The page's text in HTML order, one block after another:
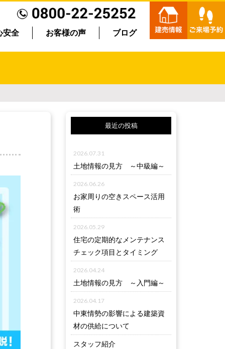
安全 お客様の声 ブログ
最近の投稿
2026.07.31
土地情報の見方 ～中級編～
2026.06.26
お家周りの空きスペース活用
術
2026.05.29
住宅の定期的なメンテナンス
チェック項目とタイミング
2026.04.24
土地情報の見方 ～入門編～
2026.04.17
中東情勢の影響による建築資
材の供給について
スタッフ紹介